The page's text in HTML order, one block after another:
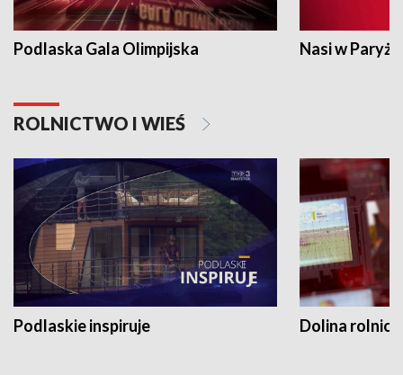
Podlaska Gala Olimpijska Nasi w Paryżu
ROLNICTWO I WIEŚ
Podlaskie inspiruje Dolina